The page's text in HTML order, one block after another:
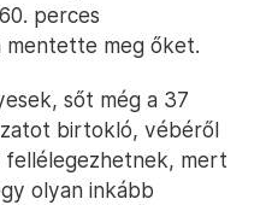
perces
mentette meg őket.
sőt még a 37
birtokló, vébéről
fellélegezhetnek, mert
olyan inkább